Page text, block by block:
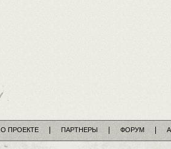
О ПРОЕКТЕ ПАРТНЕРЫ ФОРУМ